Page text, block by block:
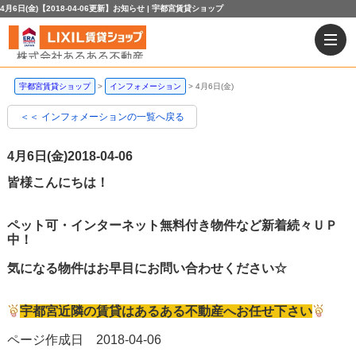
4月6日(金)【2018-04-06更新】お知らせ | 宇都宮賃貸ショップ
宇都宮賃貸ショップ インフォメーション 4月6日(金)
＜＜ インフォメーションの一覧へ戻る
4月6日(金)2018-04-06
皆様こんにちは！
ペット可・インターネット無料付き物件など新着続々ＵＰ
中！
気になる物件はお早目にお問い合わせください☆
宇都宮近隣の賃貸はあるある不動産へお任せ下さい
ページ作成日 2018-04-06